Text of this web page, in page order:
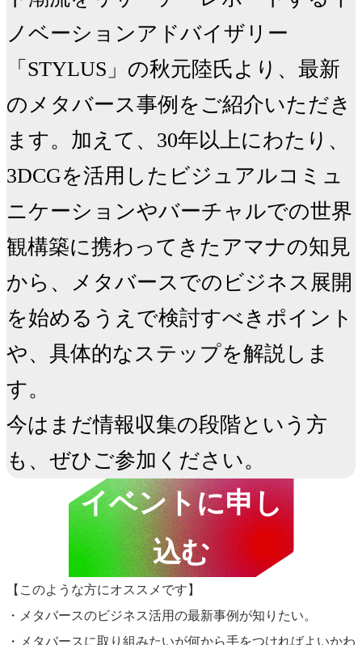
ノベーションアドバイザリー
「STYLUS」の秋元陸氏より、最新
のメタバース事例をご紹介いただき
ます。加えて、30年以上にわたり、
3DCGを活用したビジュアルコミュ
ニケーションやバーチャルでの世界
観構築に携わってきたアマナの知見
から、メタバースでのビジネス展開
を始めるうえで検討すべきポイント
や、具体的なステップを解説しま
す。
今はまだ情報収集の段階という方
も、ぜひご参加ください。
イベントに申し
込む
【このような方にオススメです】
・メタバースのビジネス活用の最新事例が知りたい。
・メタバースに取り組みたいが何から手をつければよいかわ